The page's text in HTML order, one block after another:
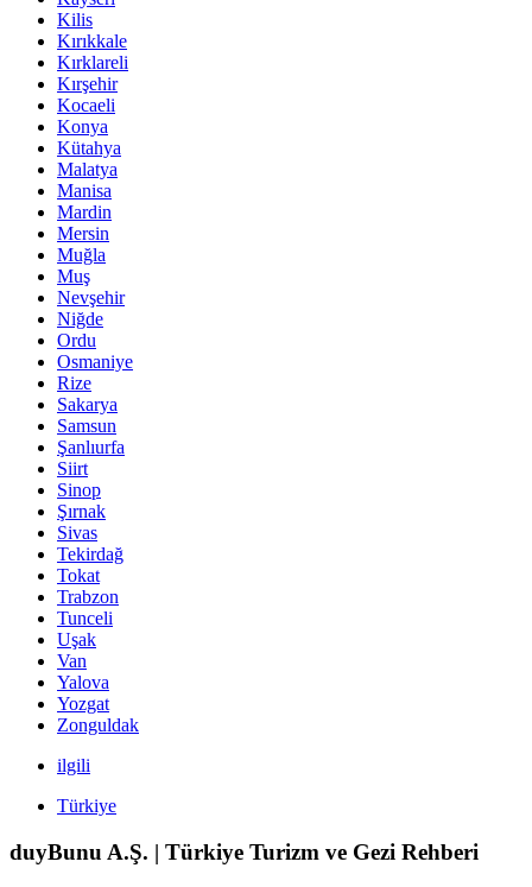
Kilis
Kırıkkale
Kırklareli
Kırşehir
Kocaeli
Konya
Kütahya
Malatya
Manisa
Mardin
Mersin
Muğla
Muş
Nevşehir
Niğde
Ordu
Osmaniye
Rize
Sakarya
Samsun
Şanlıurfa
Siirt
Sinop
Şırnak
Sivas
Tekirdağ
Tokat
Trabzon
Tunceli
Uşak
Van
Yalova
Yozgat
Zonguldak
ilgili
Türkiye
duyBunu A.Ş. | Türkiye Turizm ve Gezi Rehberi